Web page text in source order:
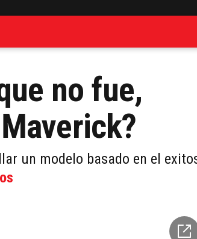
no fue,
un modelo basado en el